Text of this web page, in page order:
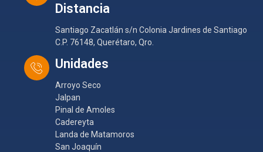
Distancia
Santiago Zacatlán s/n Colonia Jardines de Santiago
C.P. 76148, Querétaro, Qro.
Unidades
Arroyo Seco
Jalpan
Pinal de Amoles
Cadereyta
Landa de Matamoros
San Joaquín